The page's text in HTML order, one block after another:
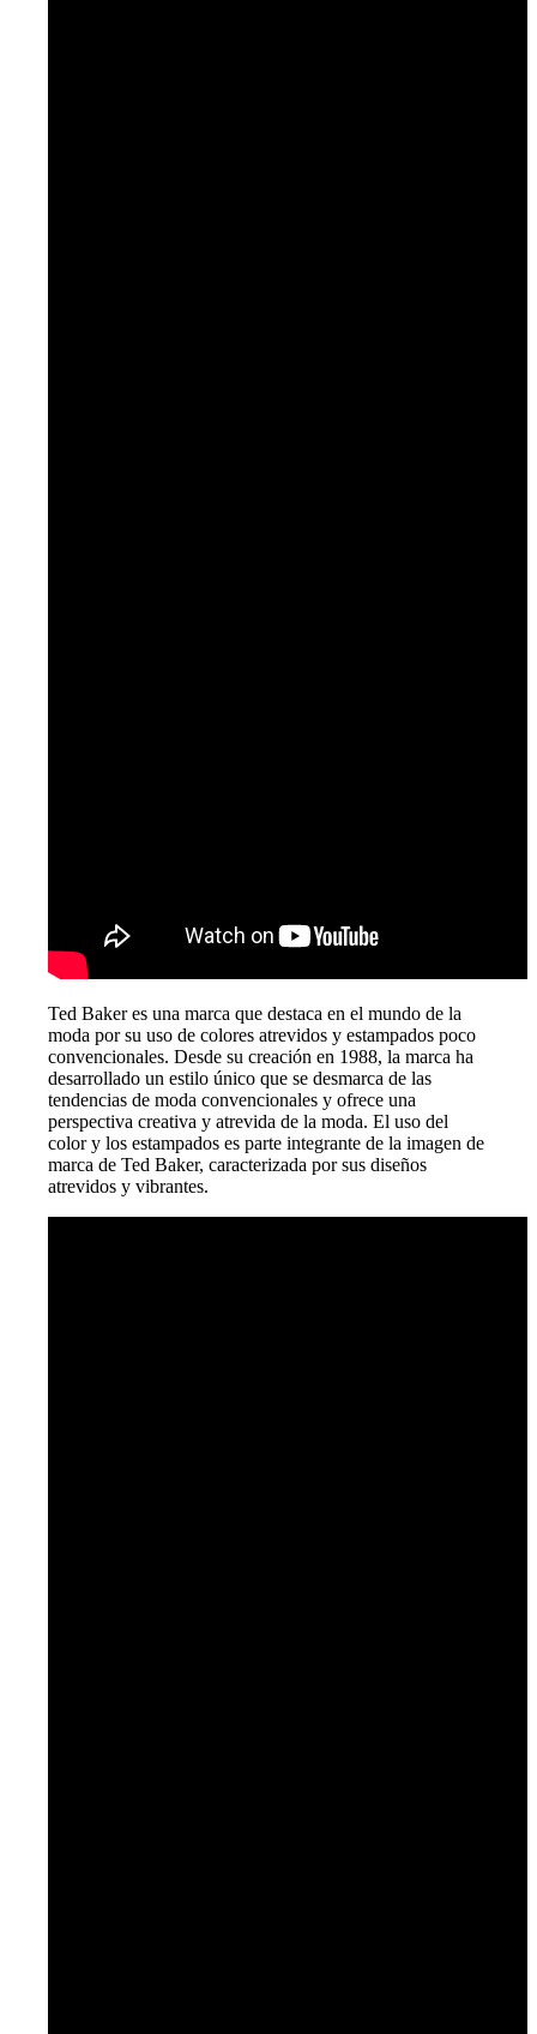
Ted Baker es una marca que destaca en el mundo de la
moda por su uso de colores atrevidos y estampados poco
convencionales. Desde su creación en 1988, la marca ha
desarrollado un estilo único que se desmarca de las
tendencias de moda convencionales y ofrece una
perspectiva creativa y atrevida de la moda. El uso del
color y los estampados es parte integrante de la imagen de
marca de Ted Baker, caracterizada por sus diseños
atrevidos y vibrantes.